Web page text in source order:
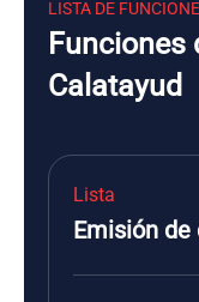
LISTA DE
Funciones
Calatayud
Lista
Emisión